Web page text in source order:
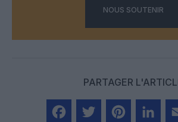
NOUS SOUTENIR
PARTAGER